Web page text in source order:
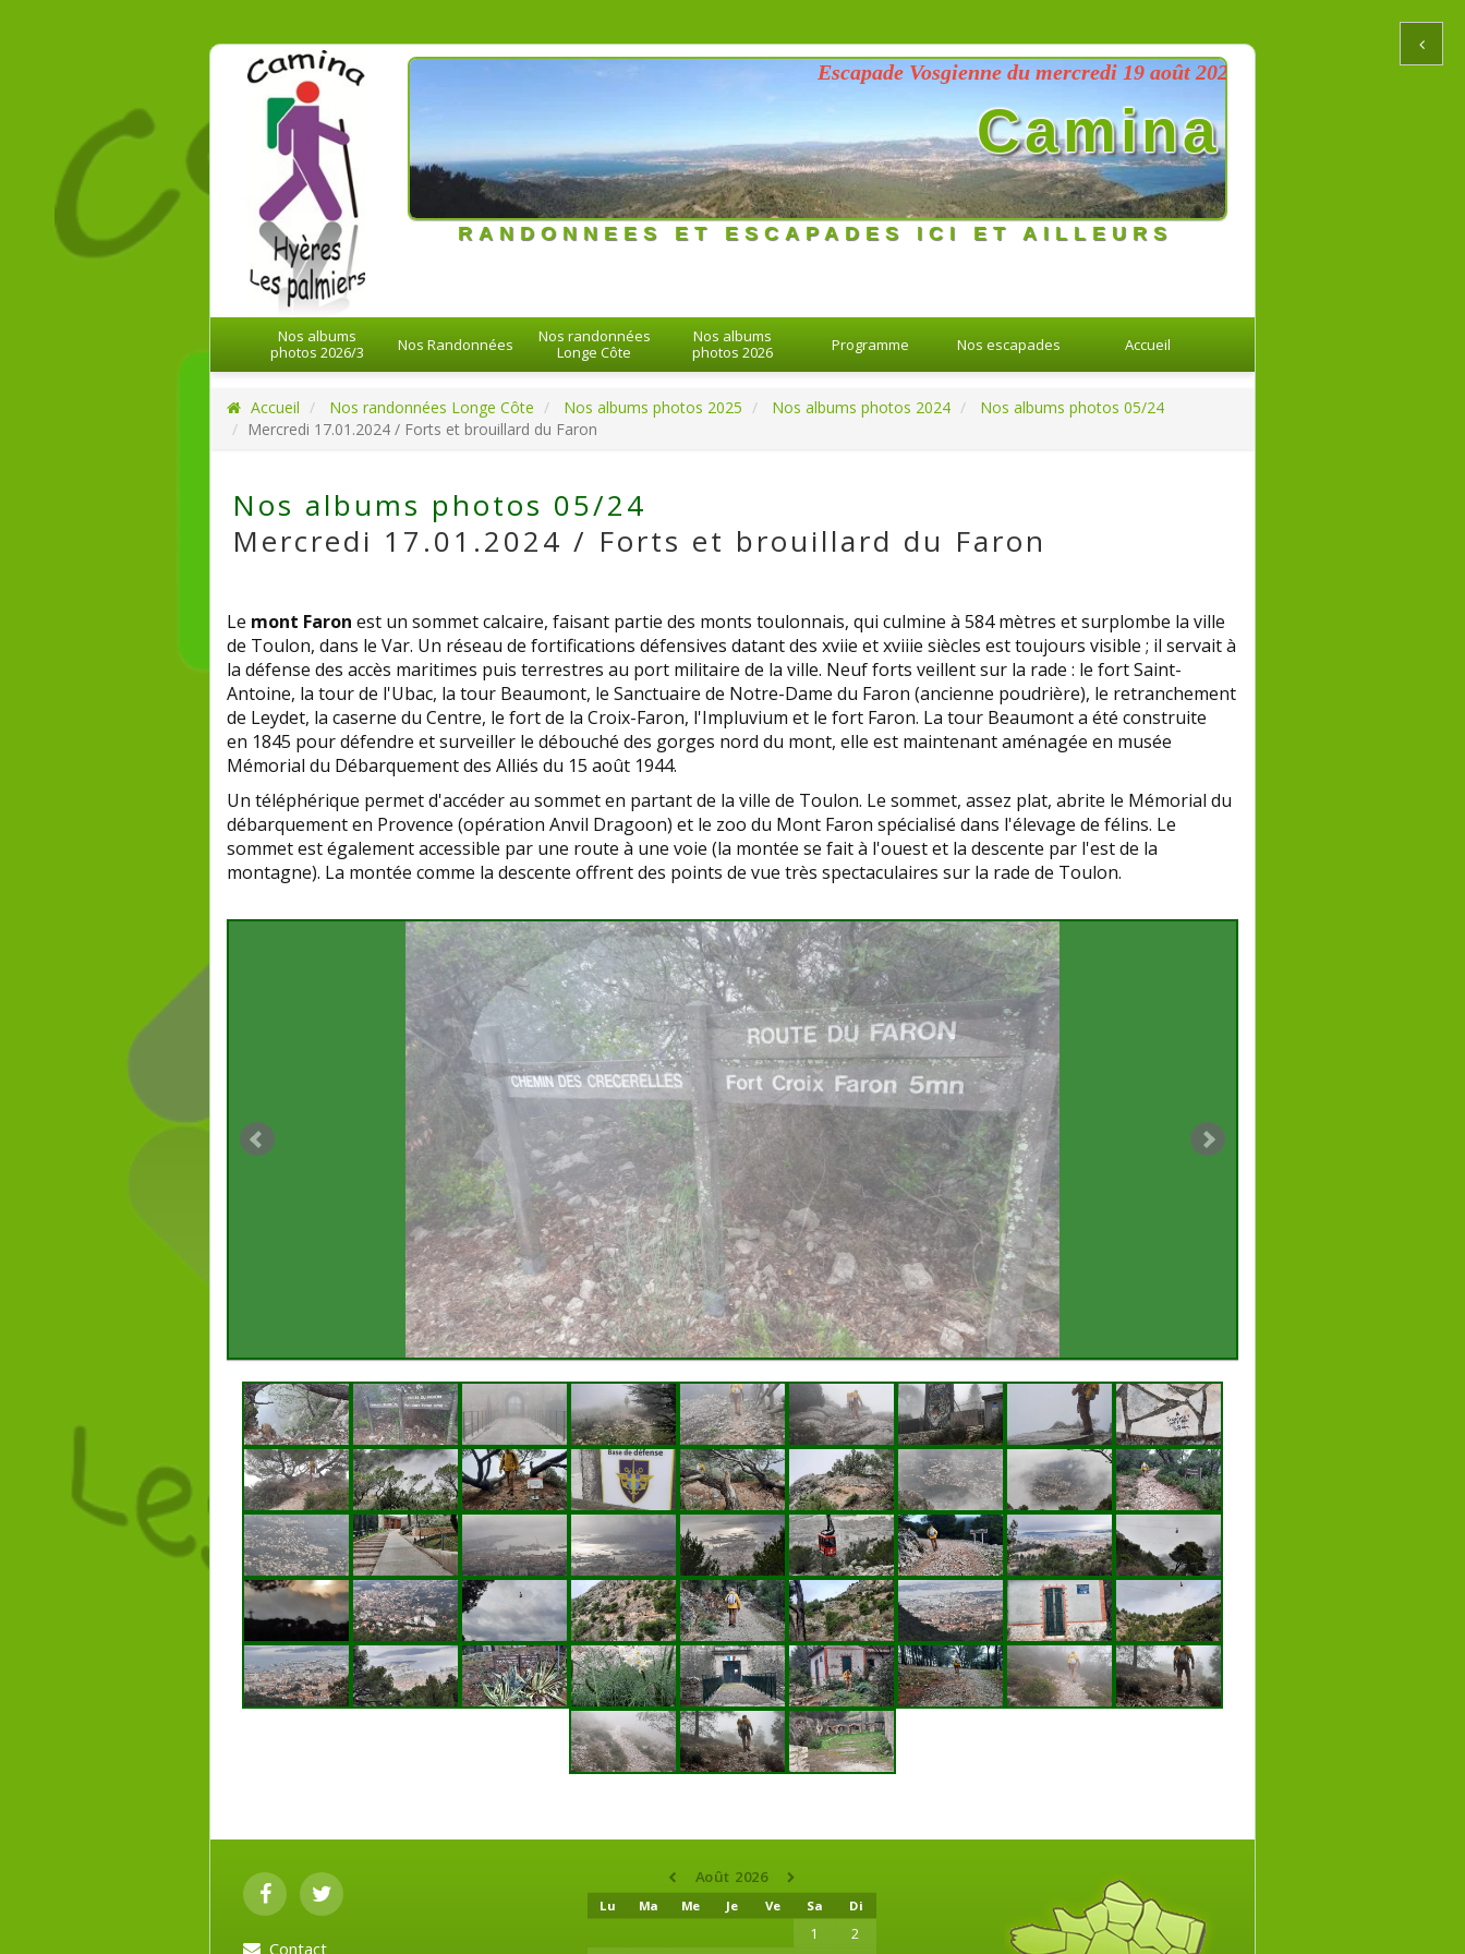
Escapade Vosgienne du mercredi 19 août 2026 au dimanche 23 août 2026
Camina
RANDONNEES ET ESCAPADES ICI ET AILLEURS
Nos albums
photos 2026/3
Nos Randonnées
Nos randonnées
Longe Côte
Nos albums
photos 2026
Programme Nos escapades Accueil
Accueil Nos randonnées Longe Côte Nos albums photos 2025 Nos albums photos 2024
Nos albums photos 05/24
Mercredi 17.01.2024 / Forts et brouillard du Faron
Nos albums photos 05/24
Mercredi 17.01.2024 / Forts et brouillard du Faron
Le mont Faron est un sommet calcaire, faisant partie des monts toulonnais, qui culmine à 584 mètres et surplombe la ville
de Toulon, dans le Var. Un réseau de fortifications défensives datant des xviie et xviiie siècles est toujours visible ; il servait à
la défense des accès maritimes puis terrestres au port militaire de la ville. Neuf forts veillent sur la rade : le fort Saint-
Antoine, la tour de l'Ubac, la tour Beaumont, le Sanctuaire de Notre-Dame du Faron (ancienne poudrière), le retranchement
de Leydet, la caserne du Centre, le fort de la Croix-Faron, l'Impluvium et le fort Faron. La tour Beaumont a été construite
en 1845 pour défendre et surveiller le débouché des gorges nord du mont, elle est maintenant aménagée en musée
Mémorial du Débarquement des Alliés du 15 août 1944.
Un téléphérique permet d'accéder au sommet en partant de la ville de Toulon. Le sommet, assez plat, abrite le Mémorial du
débarquement en Provence (opération Anvil Dragoon) et le zoo du Mont Faron spécialisé dans l'élevage de félins. Le
sommet est également accessible par une route à une voie (la montée se fait à l'ouest et la descente par l'est de la
montagne). La montée comme la descente offrent des points de vue très spectaculaires sur la rade de Toulon.
Contact
Août 2026
Lu Ma Me Je Ve Sa Di
1
2